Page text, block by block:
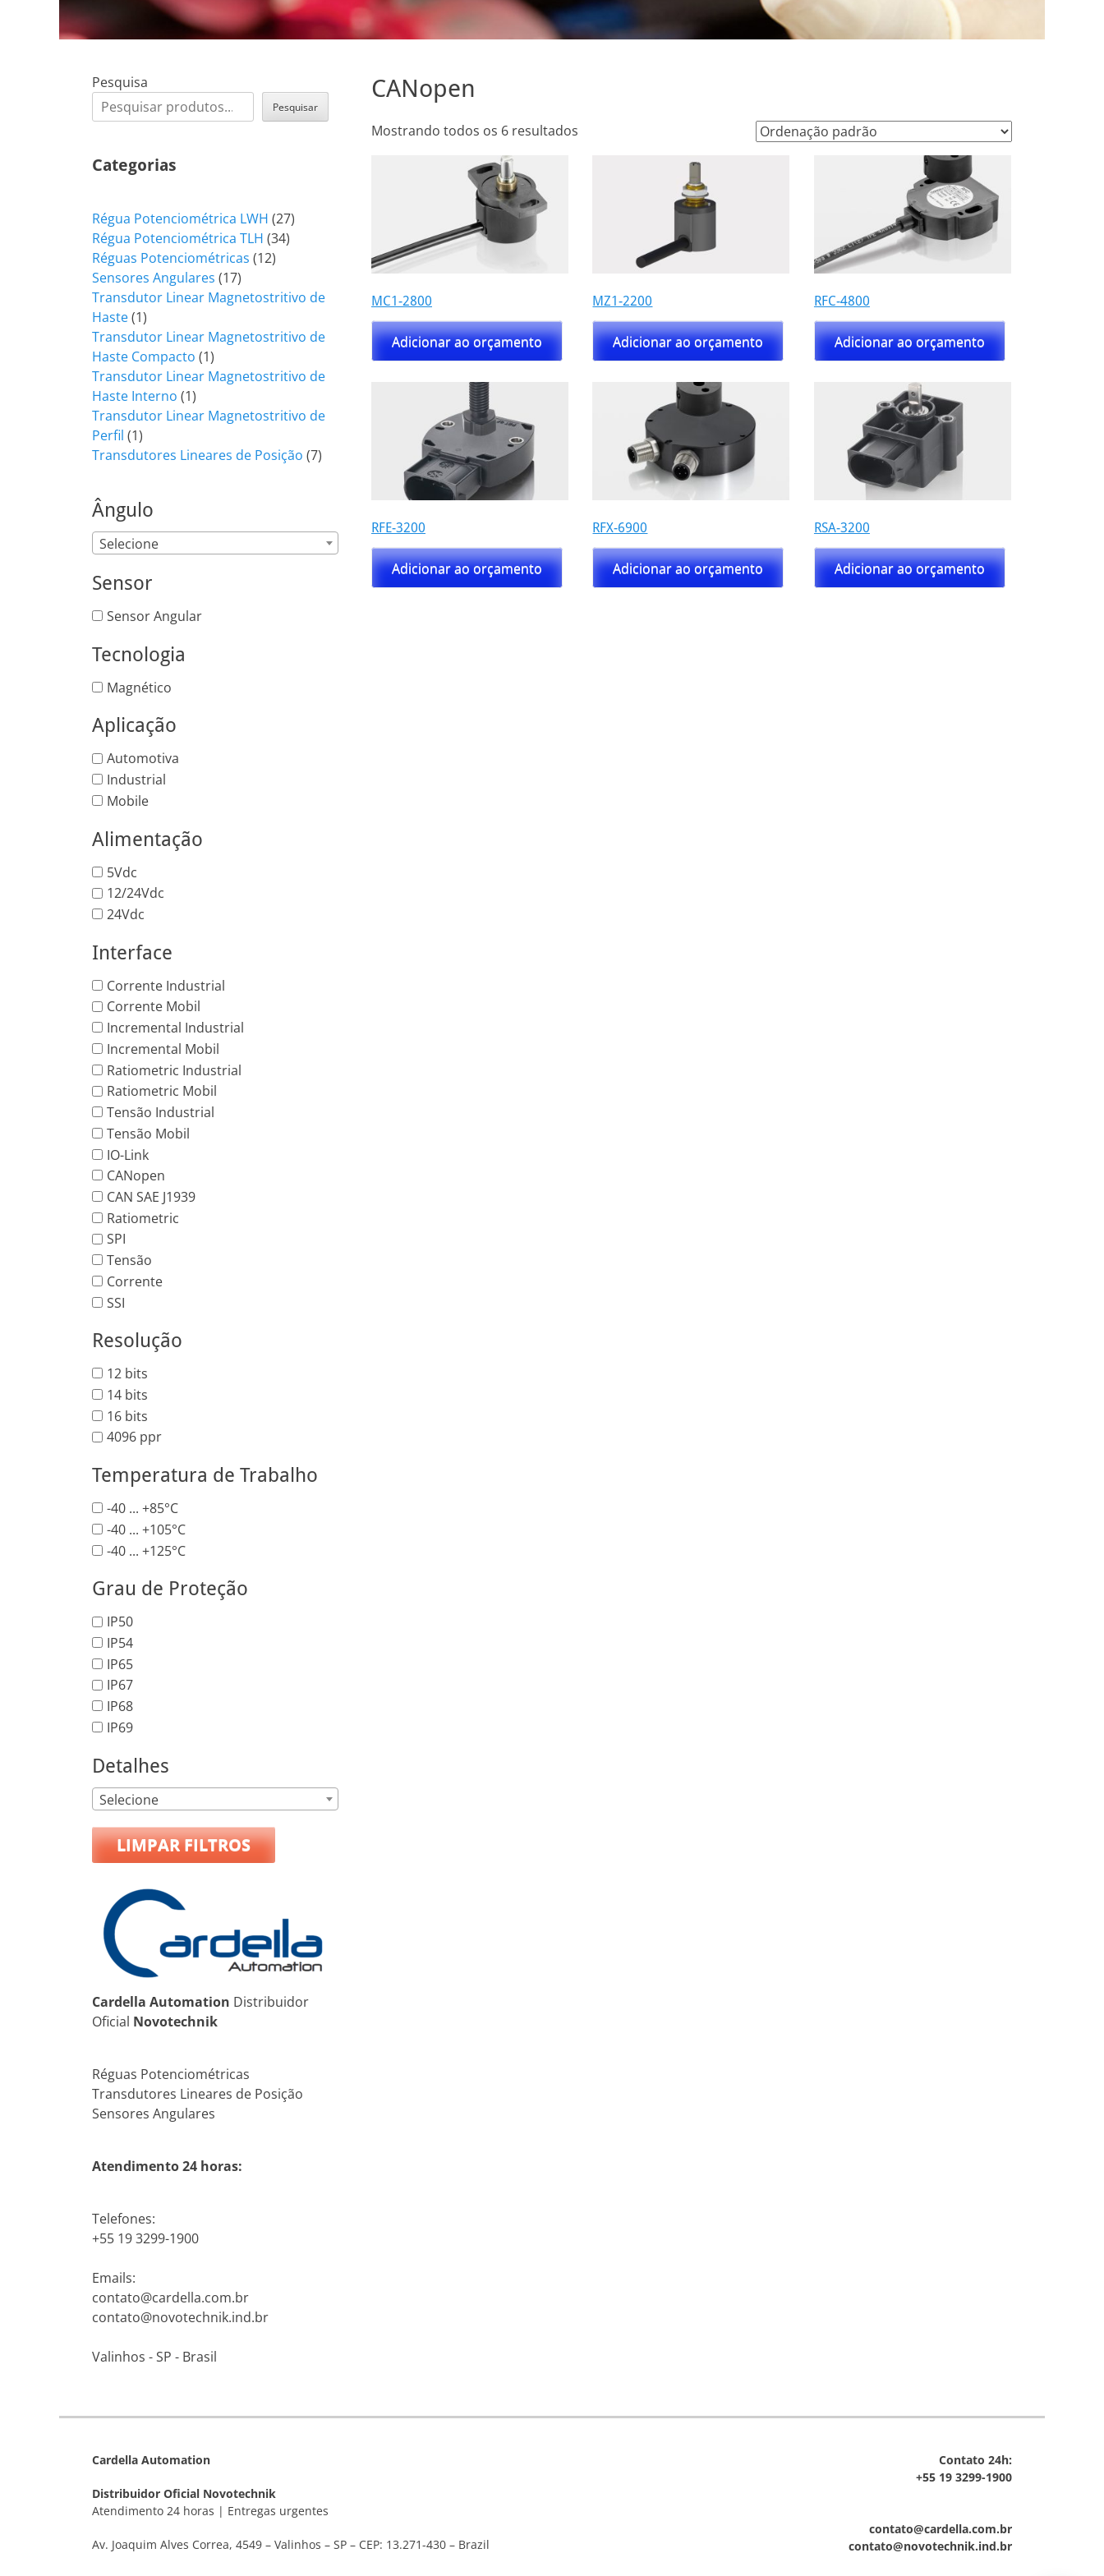
CANopen
Mostrando todos os 6 resultados
MC1-2800
Adicionar ao orçamento
MZ1-2200
Adicionar ao orçamento
RFC-4800
Adicionar ao orçamento
RFE-3200
Adicionar ao orçamento
RFX-6900
Adicionar ao orçamento
RSA-3200
Adicionar ao orçamento
Pesquisa
Pesquisar
Categorias
Régua Potenciométrica LWH 2727
Régua Potenciométrica TLH 3434
Réguas Potenciométricas 1212
Sensores Angulares 1717
produtos
Transdutor Linear Magnetostritivo de
Haste 11
produto
Transdutor Linear Magnetostritivo de
Haste Compacto 11
produto
Transdutor Linear Magnetostritivo de
Haste Interno 11
produto
Transdutor Linear Magnetostritivo de
Perfil 11
produto
Transdutores Lineares de Posição 77
Ângulo
Selecione
Sensor
Sensor Angular
Tecnologia
Magnético
Aplicação
Automotiva
Industrial
Mobile
Alimentação
5Vdc
12/24Vdc
24Vdc
Interface
Corrente Industrial
Corrente Mobil
Incremental Industrial
Incremental Mobil
Ratiometric Industrial
Ratiometric Mobil
Tensão Industrial
Tensão Mobil
IO-Link
CANopen
CAN SAE J1939
Ratiometric
SPI
Tensão
Corrente
SSI
Resolução
12 bits
14 bits
16 bits
4096 ppr
Temperatura de Trabalho
-40 ... +85°C
-40 ... +105°C
-40 ... +125°C
Grau de Proteção
IP50
IP54
IP65
IP67
IP68
IP69
Detalhes
Selecione
LIMPAR FILTROS
Cardella Automation Distribuidor
Oficial Novotechnik
Réguas Potenciométricas
Transdutores Lineares de Posição
Sensores Angulares
Atendimento 24 horas:
Telefones:
+55 19 3299-1900
Emails:
contato@cardella.com.br
contato@novotechnik.ind.br
Valinhos - SP - Brasil
Cardella Automation
Distribuidor Oficial Novotechnik
Atendimento 24 horas | Entregas urgentes
Av. Joaquim Alves Correa, 4549 – Valinhos – SP – CEP: 13.271-430 – Brazil
Contato 24h:
+55 19 3299-1900
contato@cardella.com.br
contato@novotechnik.ind.br